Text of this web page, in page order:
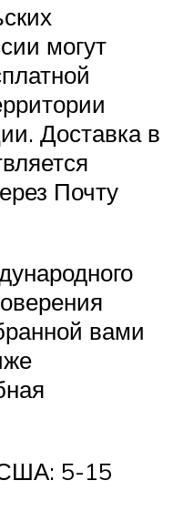
могут
Доставка в
Почту
вами
5-15